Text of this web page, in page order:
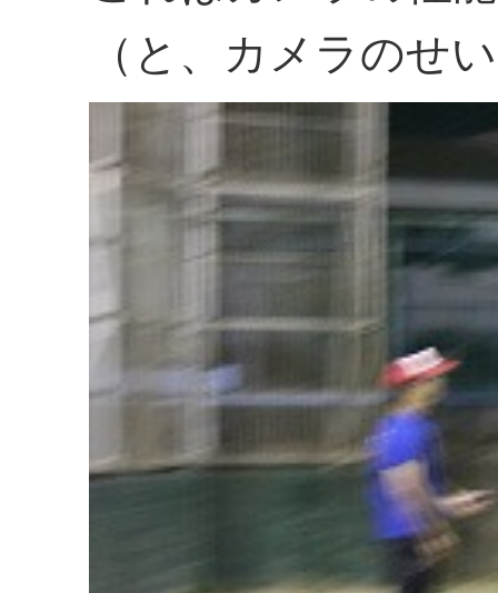
（と、カメラのせ